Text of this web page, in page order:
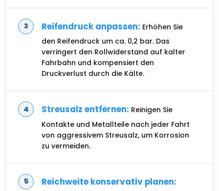
Reifendruck anpassen: Erhöhen Sie
den Reifendruck um ca. 0,2 bar. Das
verringert den Rollwiderstand auf kalter
Fahrbahn und kompensiert den
Druckverlust durch die Kälte.
Streusalz entfernen: Reinigen Sie
Kontakte und Metallteile nach jeder Fahrt
von aggressivem Streusalz, um Korrosion
zu vermeiden.
Reichweite konservativ planen: